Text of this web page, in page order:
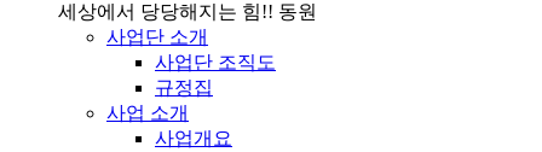
세상에서 당당해지는 힘!! 동원
사업단 소개
사업단 조직도
규정집
사업 소개
사업개요